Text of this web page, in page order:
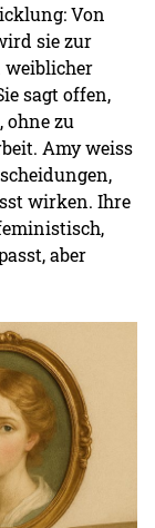
Von
sie zur
weiblicher
sagt offen,
ohne zu
Amy weiss
wirken. Ihre
aber